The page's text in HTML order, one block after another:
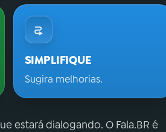
SIMPLIFIQUE
Sugira melhorias.
estará dialogando. O Fala.BR é